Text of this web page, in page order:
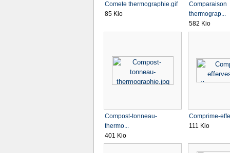
Comete thermographie.gif
85 Kio
Comparaison
thermograp...
582 Kio
Compost-tonneau-
thermo...
401 Kio
Comprime-
111 Kio